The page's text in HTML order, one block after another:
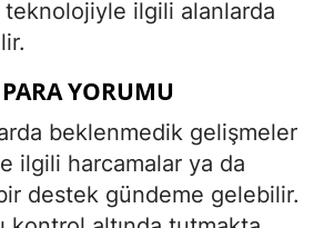
teknolojiyle ilgili alanlarda
YORUMU
beklenmedik gelişmeler
ilgili harcamalar ya da
destek gündeme gelebilir.